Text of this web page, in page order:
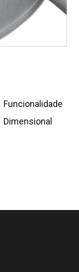
Funcionalidade
Dimensional